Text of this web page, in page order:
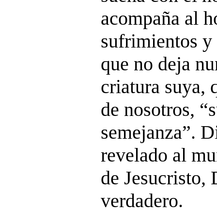
acompaña al
sufrimientos y
que no deja
criatura suya,
de nosotros,
semejanza”.
revelado al
de Jesucristo,
verdadero.